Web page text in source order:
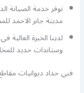
نوفر خدمة الصيانة
مدينة جابر الاحمد
لدينا الخبرة
وستاندات حديد
فني حداد ديوانيات